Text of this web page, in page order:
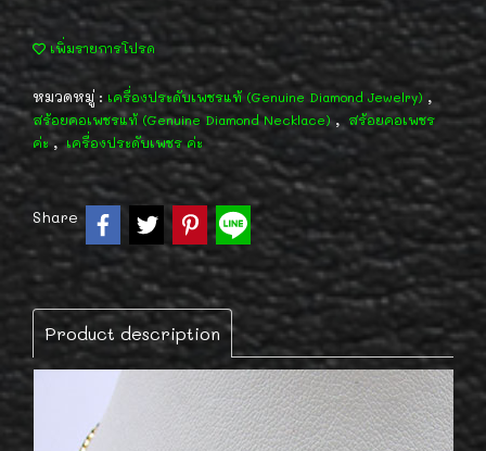
เพิ่มรายการโปรด
หมวดหมู่ : เครื่องประดับเพชรแท้ (Genuine Diamond Jewelry) ,
สร้อยคอเพชรแท้ (Genuine Diamond Necklace) , สร้อยคอเพชร
ค่ะ , เครื่องประดับเพชร ค่ะ
Share
Product description